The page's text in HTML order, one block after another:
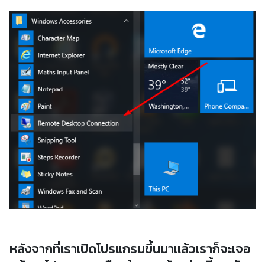
หลังจากที่เราเปิดโปรแกรมขึ้นมาแล้วเราก็จะเจอ